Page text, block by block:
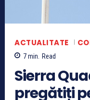
ACTUALITATE
7min. Read
Sierra
pregătiți